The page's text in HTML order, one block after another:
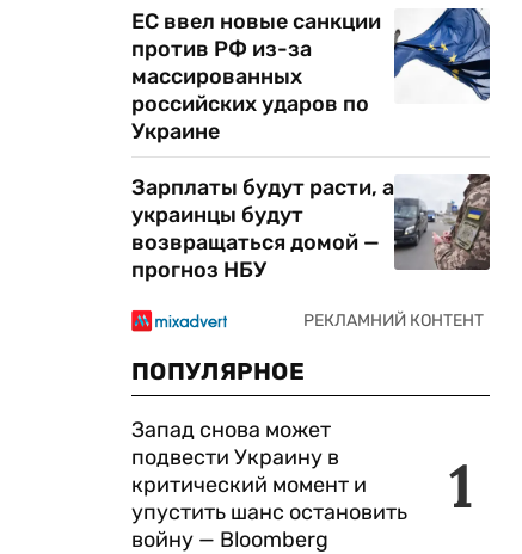
ЕС ввел новые санкции
против РФ из-за
массированных
российских ударов по
Украине
Зарплаты будут расти, а
украинцы будут
возвращаться домой —
прогноз НБУ
ПОПУЛЯРНОЕ
1
Запад снова может
подвести Украину в
критический момент и
упустить шанс остановить
войну — Bloomberg